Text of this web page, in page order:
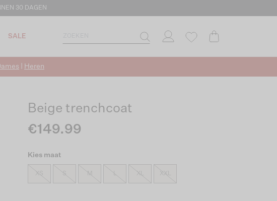
30 DAGEN
SALE
Heren
Beige trenchcoat
€149.99
Kies maat
XS M XL XXL